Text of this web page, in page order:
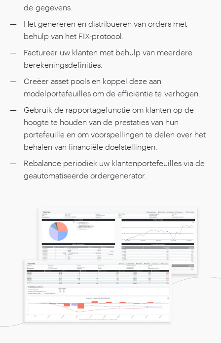
de gegevens.
Het genereren en distribueren van orders met
behulp van het FIX-protocol.
Factureer uw klanten met behulp van meerdere
berekeningsdefinities.
Creëer asset pools en koppel deze aan
modelportefeuilles om de efficiëntie te verhogen.
Gebruik de rapportagefunctie om klanten op de
hoogte te houden van de prestaties van hun
portefeuille en om voorspellingen te delen over het
behalen van financiële doelstellingen.
Rebalance periodiek uw klantenportefeuilles via de
geautomatiseerde ordergenerator.